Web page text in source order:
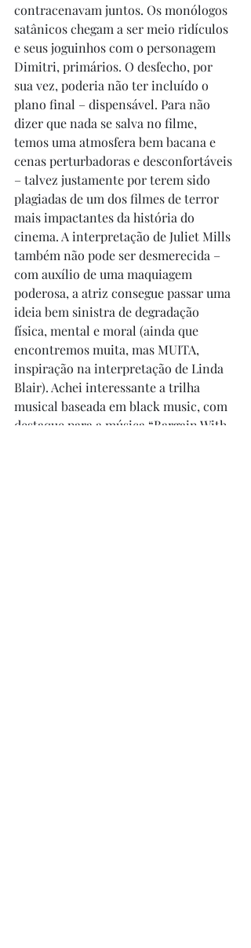
contracenavam juntos. Os monólogos
satânicos chegam a ser meio ridículos
e seus joguinhos com o personagem
Dimitri, primários. O desfecho, por
sua vez, poderia não ter incluído o
plano final – dispensável. Para não
dizer que nada se salva no filme,
temos uma atmosfera bem bacana e
cenas perturbadoras e desconfortáveis
– talvez justamente por terem sido
plagiadas de um dos filmes de terror
mais impactantes da história do
cinema. A interpretação de Juliet Mills
também não pode ser desmerecida –
com auxílio de uma maquiagem
poderosa, a atriz consegue passar uma
ideia bem sinistra de degradação
física, mental e moral (ainda que
encontremos muita, mas MUITA,
inspiração na interpretação de Linda
Blair). Achei interessante a trilha
musical baseada em black music, com
destaque para a música “Bargain With